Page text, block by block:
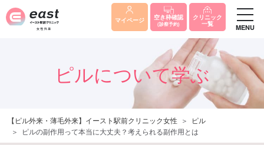
マイページ 空き枠確認
(診察予約)
クリニック
一覧 MENU
ピルについて学ぶ
【ピル外来・薄毛外来】イースト駅前クリニック女性
ピル
ピルの副作用って本当に大丈夫？考えられる副作用とは